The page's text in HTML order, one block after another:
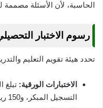
الحاسبة، لأن الأسئلة مصممة
رسوم الاختبار
تحدد هيئة تقويم التعليم
الاختبارات الورقية:
التسجيل المبكر، و150 ريال عند التسجيل المتأخر.